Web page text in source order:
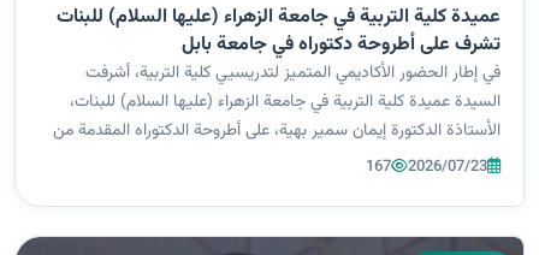
عميدة كلية التربية في جامعة الزهراء (عليها السلام) للبنات
تشرف على أطروحة دكتوراه في جامعة بابل
في إطار الحضور الأكاديمي المتميز لتدريسيي كلية التربية، أشرفت
السيدة عميدة كلية التربية في جامعة الزهراء (عليها السلام) للبنات،
الأستاذة الدكتورة إيمان سمير بهية، على أطروحة الدكتوراه المقدمة من
الباحثة نبيهة قحطان دريب برهي الجنابي في كلية التربية للعلوم الصر...
2026/07/23
167